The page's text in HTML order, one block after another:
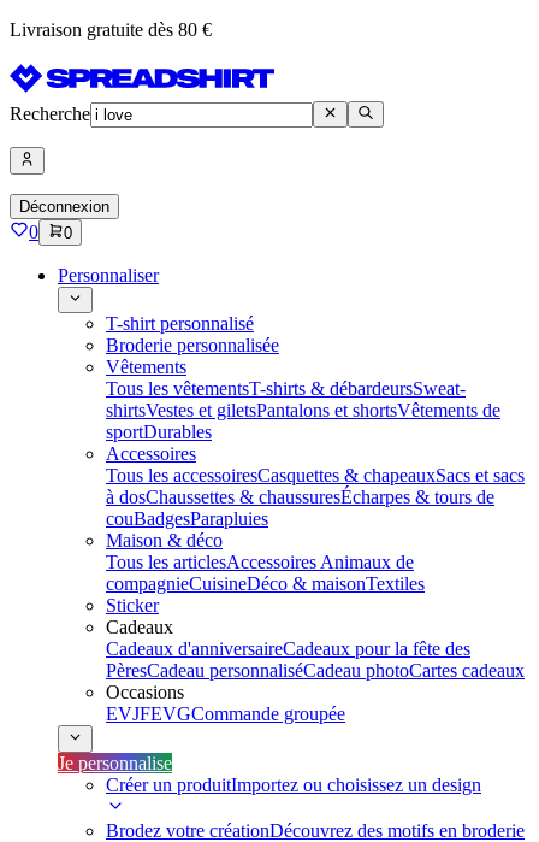
Livraison gratuite dès 80 €
Recherche
Déconnexion
0 0
Personnaliser
T-shirt personnalisé
Broderie personnalisée
Vêtements
Tous les vêtementsT-shirts & débardeursSweat-
shirtsVestes et giletsPantalons et shortsVêtements de
sportDurables
Accessoires
Tous les accessoiresCasquettes & chapeauxSacs et sacs
à dosChaussettes & chaussuresÉcharpes & tours de
couBadgesParapluies
Maison & déco
Tous les articlesAccessoires Animaux de
compagnieCuisineDéco & maisonTextiles
Sticker
Cadeaux
Cadeaux d'anniversaireCadeaux pour la fête des
PèresCadeau personnaliséCadeau photoCartes cadeaux
Occasions
EVJFEVGCommande groupée
Je personnalise
Créer un produitImportez ou choisissez un design
Brodez votre créationDécouvrez des motifs en broderie